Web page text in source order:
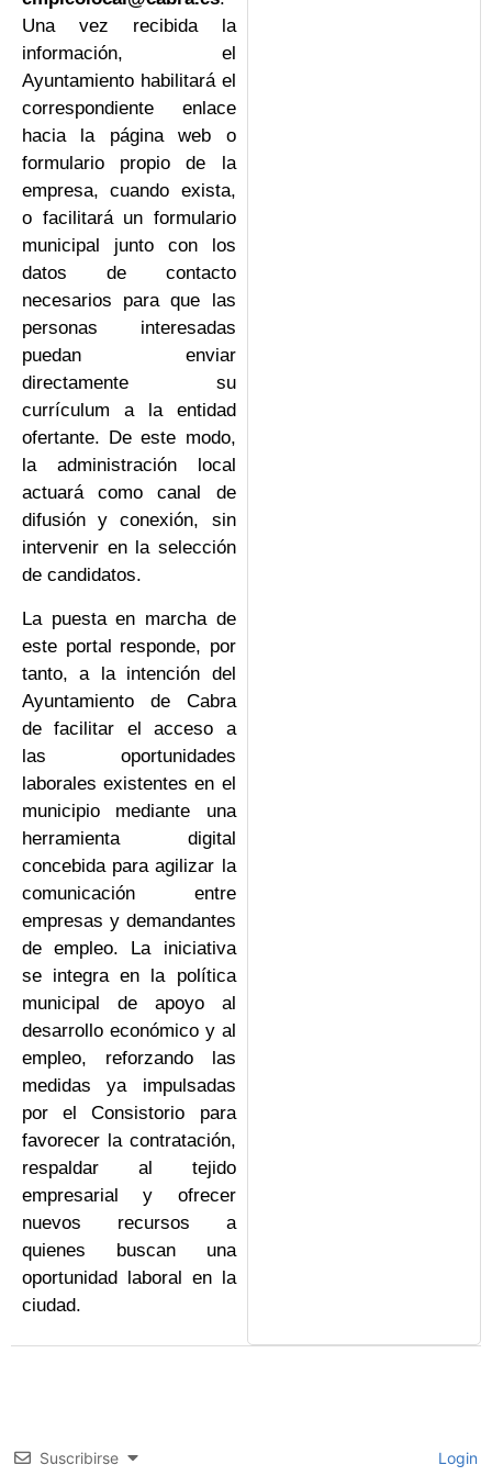
Una vez recibida la
información, el
Ayuntamiento habilitará el
correspondiente enlace
hacia la página web o
formulario propio de la
empresa, cuando exista,
o facilitará un formulario
municipal junto con los
datos de contacto
necesarios para que las
personas interesadas
puedan enviar
directamente su
currículum a la entidad
ofertante. De este modo,
la administración local
actuará como canal de
difusión y conexión, sin
intervenir en la selección
de candidatos.
La puesta en marcha de
este portal responde, por
tanto, a la intención del
Ayuntamiento de Cabra
de facilitar el acceso a
las oportunidades
laborales existentes en el
municipio mediante una
herramienta digital
concebida para agilizar la
comunicación entre
empresas y demandantes
de empleo. La iniciativa
se integra en la política
municipal de apoyo al
desarrollo económico y al
empleo, reforzando las
medidas ya impulsadas
por el Consistorio para
favorecer la contratación,
respaldar al tejido
empresarial y ofrecer
nuevos recursos a
quienes buscan una
oportunidad laboral en la
ciudad.
Suscribirse Login